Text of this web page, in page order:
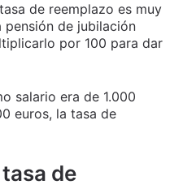
de reemplazo es muy
pensión de jubilación
por 100 para dar
salario era de 1.000
euros, la tasa de
de